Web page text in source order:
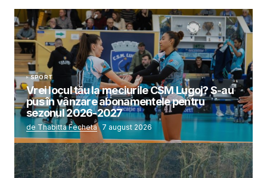
SPORT
Vrei locul tău la meciurile CSM Lugoj? S-au
pus în vânzare abonamentele pentru
sezonul 2026-2027
de Thabitta Fecheta 7 august 2026